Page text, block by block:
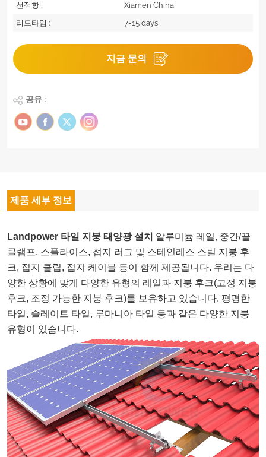
선적항 :
Xiamen China
리드타임 :
7-15 days
지금 문의
공유 :
제품 세부 정보
Landpower 타일 지붕 태양광 설치 알루미늄 레일, 중간/끝
클램프, 스플라이스, 접지 러그 및 스테인레스 스틸 지붕 후
크, 접지 클립, 접지 케이블 등이 함께 제공됩니다. 우리는 다
양한 상황에 맞게 다양한 유형의 레일과 지붕 후크(고정 지붕
후크, 조정 가능한 지붕 후크)를 보유하고 있습니다. 평평한
타일, 슬레이트 타일, 루마니아 타일 등과 같은 다양한 지붕
유형이 있습니다.